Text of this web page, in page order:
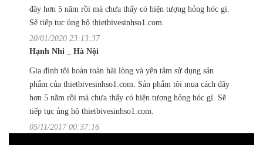
đây hơn 5 năm rồi mà chưa thấy có hiện tượng hỏng hóc gì.
Sẽ tiếp tục ủng hộ thietbivesinhso1.com.
20/01/2020 23:13:37
Hạnh Nhi _ Hà Nội
Gia đình tôi hoàn toàn hài lòng và yên tâm sử dụng sản
phẩm của thietbivesinhso1.com. Sản phẩm tôi mua cách đây
hơn 5 năm rồi mà chưa thấy có hiện tượng hỏng hóc gì. Sẽ
tiếp tục ủng hộ thietbivesinhso1.com.
05/11/2017 00:37:16